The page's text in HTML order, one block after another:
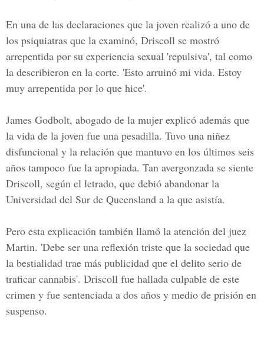
En una de las declaraciones que la joven realizó a uno de
los psiquiatras que la examinó, Driscoll se mostró
arrepentida por su experiencia sexual 'repulsiva', tal como
la describieron en la corte. 'Esto arruinó mi vida. Estoy
muy arrepentida por lo que hice'.
James Godbolt, abogado de la mujer explicó además que
la vida de la joven fue una pesadilla. Tuvo una niñez
disfuncional y la relación que mantuvo en los últimos seis
años tampoco fue la apropiada. Tan avergonzada se siente
Driscoll, según el letrado, que debió abandonar la
Universidad del Sur de Queensland a la que asistía.
Pero esta explicación también llamó la atención del juez
Martin. 'Debe ser una reflexión triste que la sociedad que
la bestialidad trae más publicidad que el delito serio de
traficar cannabis'. Driscoll fue hallada culpable de este
crimen y fue sentenciada a dos años y medio de prisión en
suspenso.